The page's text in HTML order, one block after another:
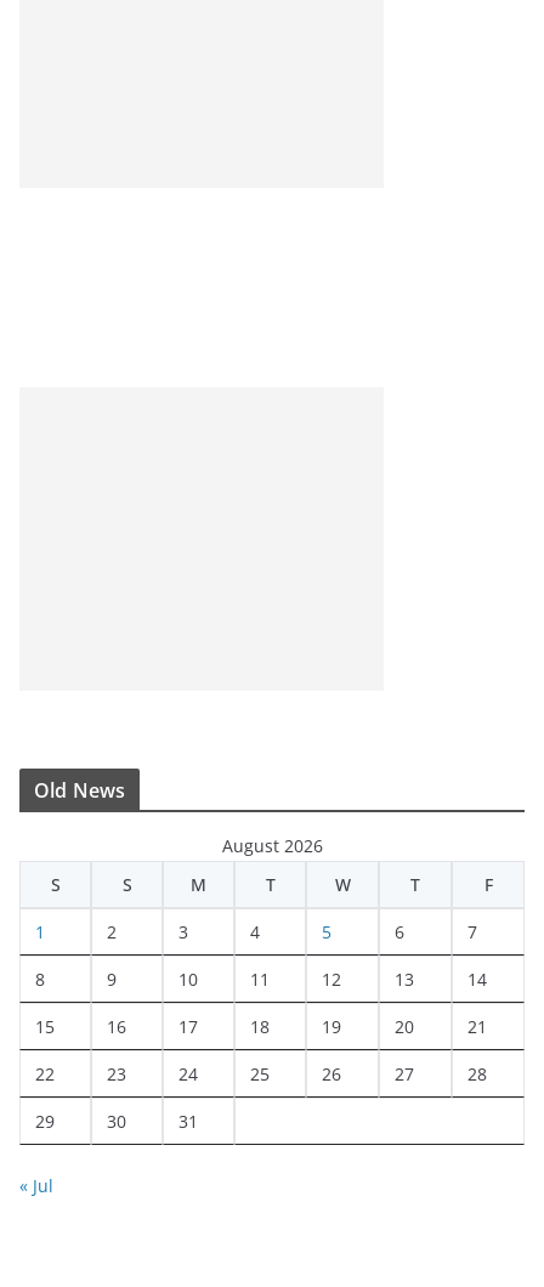
Old News
August 2026
S
S M T W T F
1 2 3 4 5 6 7
8 9 10 11 12 13 14
15 16 17 18 19 20 21
22 23 24 25 26 27 28
29 30 31
« Jul